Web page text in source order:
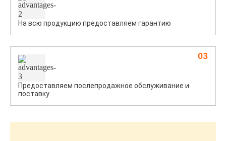
На всю продукцию предоставляем гарантию
Предоставляем послепродажное обслуживание и
поставку
03